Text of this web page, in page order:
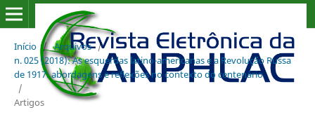
Início / Arquivos /
n. 025 (2018): As esquerdas latino-americanas e a Revolução Russa
de 1917: abordagens e reflexões no contexto do centenário
/
Artigos